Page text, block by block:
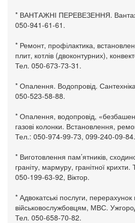
* ВАНТАЖНІ ПЕРЕВЕЗЕННЯ.
050-941-61-61.
* Ремонт, профілактика,
плит, котлів (двоконтурних),
Тел. 050-673-73-31.
* Опалення. Водопровід.
050-523-58-88.
* Опалення, водопровід,
газові колонки. Встановлення,
Тел.: 050-974-99-73, 099-240-09-84.
* Виготовлення пам’ятників,
граніту, мармуру, гранітної
050-199-63-92, Віктор.
* Адвокатські послуги, перерахунок
військовослужбовцям, МВС.
Тел. 050-658-70-82.